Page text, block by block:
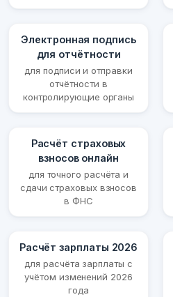
Электронная подпись
для отчётности
для подписи и отправки
отчётности в
контролирующие органы
Расчёт страховых
взносов онлайн
для точного расчёта и
сдачи страховых взносов
в ФНС
Расчёт зарплаты 2026
для расчёта зарплаты с
учётом изменений 2026
года